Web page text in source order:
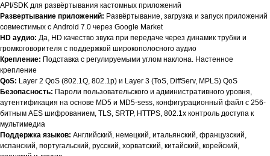
API/SDK для развёртывания кастомных приложений
Развертывание приложений: Развёртывание, загрузка и запуск приложений
совместимых с Android 7.0 через Google Market
HD аудио: Да, HD качество звука при передаче через динамик трубки и
громкоговорителя с поддержкой широкополосного аудио
Крепление: Подставка с регулируемыми углом наклона. Настенное
крепление
QoS: Layer 2 QoS (802.1Q, 802.1p) и Layer 3 (ToS, DiffServ, MPLS) QoS
Безопасность: Пароли пользовательского и административного уровня,
аутентификация на основе MD5 и MD5-sess, конфигурационный файл с 256-
битным AES шифрованием, TLS, SRTP, HTTPS, 802.1x контроль доступа к
мультимедиа
Поддержка языков: Английский, немецкий, итальянский, французский,
испанский, португальский, русский, хорватский, китайский, корейский,